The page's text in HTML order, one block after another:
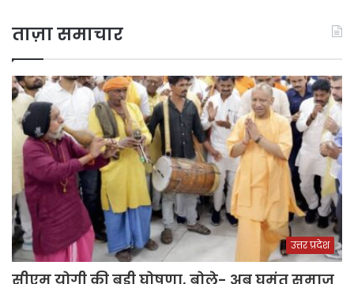
ताज़ा समाचार
उत्तर प्रदेश
सीएम योगी की बड़ी घोषणा, बोले- अब घुमंतू समाज